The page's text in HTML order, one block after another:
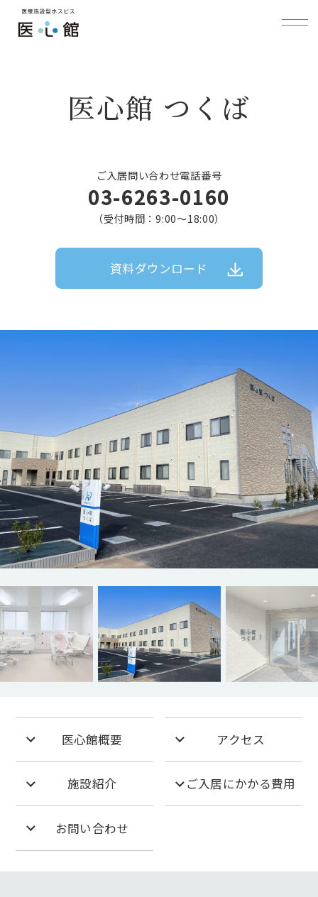
医心館 つくば
ご入居問い合わせ電話番号
03-6263-0160
（受付時間：9:00〜18:00）
資料ダウンロード
医心館概要 アクセス
施設紹介 ご入居にかかる費用
お問い合わせ